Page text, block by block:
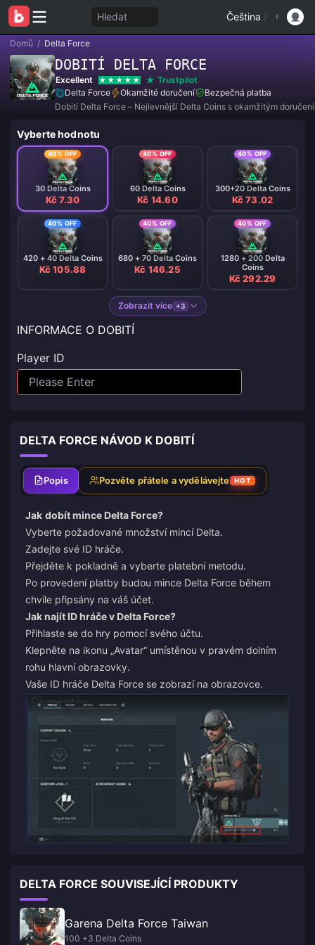
Hledat Čeština /
Domů / Delta Force
DOBITÍ DELTA FORCE
Excellent
Trustpilot
Delta Force
Okamžité doručení
Bezpečná platba
Dobití Delta Force – Nejlevnější Delta Coins s okamžitým
Vyberte hodnotu
40% OFF
30 Delta Coins
Kč 7.30
40% OFF
60 Delta Coins
Kč 14.60
40% OFF
300+20 Delta Coins
Kč 73.02
40% OFF
420 + 40 Delta Coins
Kč 105.88
40% OFF
680 + 70 Delta Coins
Kč 146.25
40% OFF
1280 + 200 Delta
Coins
Kč 292.29
Zobrazit více +3
INFORMACE O DOBITÍ
Player ID
DELTA FORCE NÁVOD K DOBITÍ
Popis Pozvěte přátele a vydělávejte HOT
Jak dobít mince Delta Force?
Vyberte požadované množství mincí Delta.
Zadejte své ID hráče.
Přejděte k pokladně a vyberte platební metodu.
Po provedení platby budou mince Delta Force během
chvíle připsány na váš účet.
Jak najít ID hráče v Delta Force?
Přihlaste se do hry pomocí svého účtu.
Klepněte na ikonu „Avatar“ umístěnou v pravém dolním
rohu hlavní obrazovky.
Vaše ID hráče Delta Force se zobrazí na obrazovce.
DELTA FORCE SOUVISEJÍCÍ PRODUKTY
Garena Delta Force Taiwan
100 +3 Delta Coins